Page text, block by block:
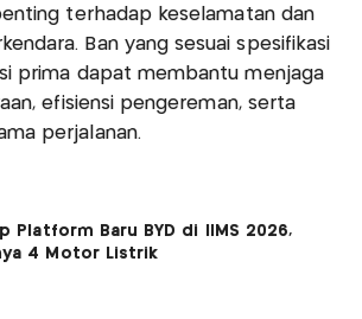
terhadap keselamatan dan
Ban yang sesuai spesifikasi
prima dapat membantu menjaga
efisiensi pengereman, serta
perjalanan.
Platform Baru BYD di IIMS 2026,
4 Motor Listrik